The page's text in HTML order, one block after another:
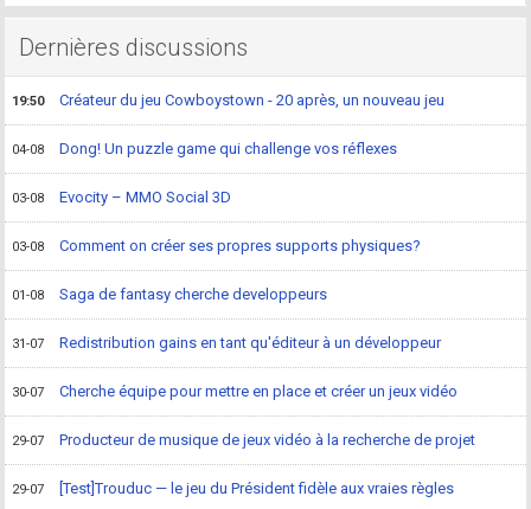
Dernières discussions
19:50 Créateur du jeu Cowboystown - 20 après, un nouveau jeu
04-08 Dong! Un puzzle game qui challenge vos réflexes
03-08 Evocity – MMO Social 3D
03-08 Comment on créer ses propres supports physiques?
01-08 Saga de fantasy cherche developpeurs
31-07 Redistribution gains en tant qu'éditeur à un développeur
30-07 Cherche équipe pour mettre en place et créer un jeux vidéo
29-07 Producteur de musique de jeux vidéo à la recherche de projet
29-07 [Test]Trouduc — le jeu du Président fidèle aux vraies règles